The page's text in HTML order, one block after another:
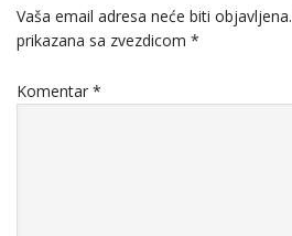
Vaša email adresa neće biti objavljena.
prikazana sa zvezdicom *
Komentar *